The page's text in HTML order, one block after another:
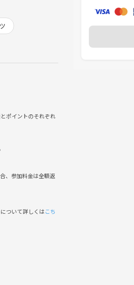
ポイントのそれぞれ
、参加料金は全額返
ついて詳しくはこち